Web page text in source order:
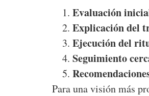
Evaluación
Explicación del
Ejecución del
Seguimiento
Para una visión más